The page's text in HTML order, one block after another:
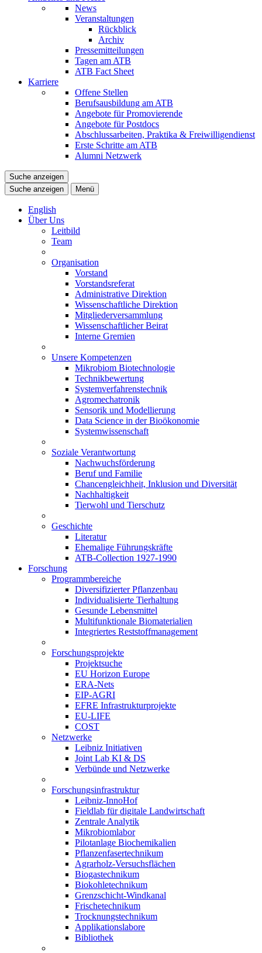
News
Veranstaltungen
Rückblick
Archiv
Pressemitteilungen
Tagen am ATB
ATB Fact Sheet
Karriere
Offene Stellen
Berufsausbildung am ATB
Angebote für Promovierende
Angebote für Postdocs
Abschlussarbeiten, Praktika & Freiwilligendienst
Erste Schritte am ATB
Alumni Netzwerk
Suche anzeigen
Suche anzeigen
Menü
English
Über Uns
Leitbild
Team
Organisation
Vorstand
Vorstandsreferat
Administrative Direktion
Wissenschaftliche Direktion
Mitgliederversammlung
Wissenschaftlicher Beirat
Interne Gremien
Unsere Kompetenzen
Mikrobiom Biotechnologie
Technikbewertung
Systemverfahrenstechnik
Agromechatronik
Sensorik und Modellierung
Data Science in der Bioökonomie
Systemwissenschaft
Soziale Verantwortung
Nachwuchsförderung
Beruf und Familie
Chancengleichheit, Inklusion und Diversität
Nachhaltigkeit
Tierwohl und Tierschutz
Geschichte
Literatur
Ehemalige Führungskräfte
ATB-Collection 1927-1990
Forschung
Programmbereiche
Diversifizierter Pflanzenbau
Individualisierte Tierhaltung
Gesunde Lebensmittel
Multifunktionale Biomaterialien
Integriertes Reststoffmanagement
Forschungsprojekte
Projektsuche
EU Horizon Europe
ERA-Nets
EIP-AGRI
EFRE Infrastrukturprojekte
EU-LIFE
COST
Netzwerke
Leibniz Initiativen
Joint Lab KI & DS
Verbünde und Netzwerke
Forschungsinfrastruktur
Leibniz-InnoHof
Fieldlab für digitale Landwirtschaft
Zentrale Analytik
Mikrobiomlabor
Pilotanlage Biochemikalien
Pflanzenfasertechnikum
Agrarholz-Versuchsflächen
Biogastechnikum
Biokohletechnikum
Grenzschicht-Windkanal
Frischetechnikum
Trocknungstechnikum
Applikationslabore
Bibliothek